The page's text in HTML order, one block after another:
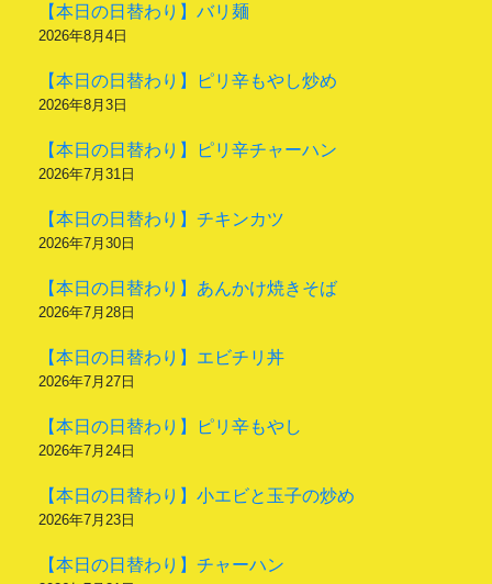
【本日の日替わり】バリ麺
2026年8月4日
【本日の日替わり】ピリ辛もやし炒め
2026年8月3日
【本日の日替わり】ピリ辛チャーハン
2026年7月31日
【本日の日替わり】チキンカツ
2026年7月30日
【本日の日替わり】あんかけ焼きそば
2026年7月28日
【本日の日替わり】エビチリ丼
2026年7月27日
【本日の日替わり】ピリ辛もやし
2026年7月24日
【本日の日替わり】小エビと玉子の炒め
2026年7月23日
【本日の日替わり】チャーハン